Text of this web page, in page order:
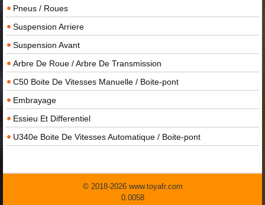
Pneus / Roues
Suspension Arriere
Suspension Avant
Arbre De Roue / Arbre De Transmission
C50 Boite De Vitesses Manuelle / Boite-pont
Embrayage
Essieu Et Differentiel
U340e Boite De Vitesses Automatique / Boite-pont
© 2018-2026 www.toyafr.com
0.0058